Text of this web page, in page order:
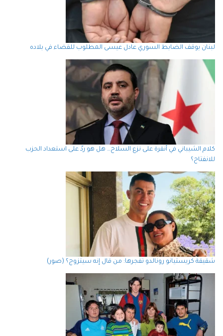
لبنان يوقف الضابط السوري عادل عيسى المطلوب للقضاء في بلاده
كلام الشيباني في أنقرة على نزع السلاح… هل هو ردّ على استعداد الحزب
للانفتاح؟
شقيقة كريستيانو رونالدو تفجرها: من قال إنه سيتزوج؟ (صور)